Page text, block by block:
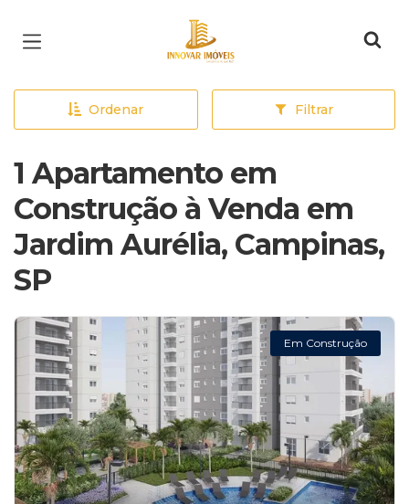
Página inicial
Ordenar Filtrar
1 Apartamento em
Construção à Venda em
Jardim Aurélia, Campinas,
SP
Em Construção